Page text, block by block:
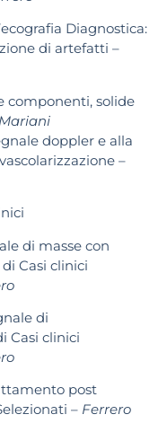
Diagnostica:
di artefatti –
componenti, solide
Mariani
doppler e alla
zazione –
di masse con
Casi clinici
di
Casi clinici
post
– Ferrero